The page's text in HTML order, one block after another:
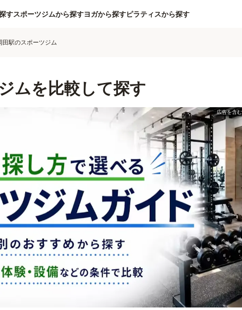
すスポーツジムから探すヨガから探すピラティスから探す
田駅のスポーツジム
ムを比較して探す